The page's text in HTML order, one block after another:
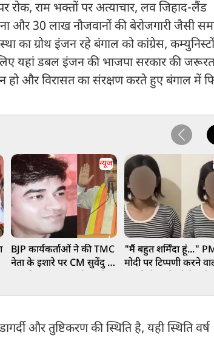
राम भक्तों पर अत्याचार, लव जिहाद-लैंड
और 30 लाख नौजवानों की बेरोजगारी जैसी
का ग्रोथ इंजन रहे बंगाल को कांग्रेस,
यहां डबल इंजन की भाजपा सरकार की
न हो और विरासत का संरक्षण करते हुए बंगाल में
न्यूज
BJP कार्यकर्ताओं ने की TMC
नेता के इशारे पर CM सुवेंदु के
"मैं बहुत शर्मिंदा हूं..."
मोदी पर टिप्पणी करने
और तुष्टिकरण की स्थिति है, यही स्थिति वर्ष